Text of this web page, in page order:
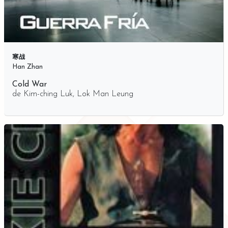
寒战
Han Zhan
Cold War
de Kim-ching Luk, Lok Man Leung